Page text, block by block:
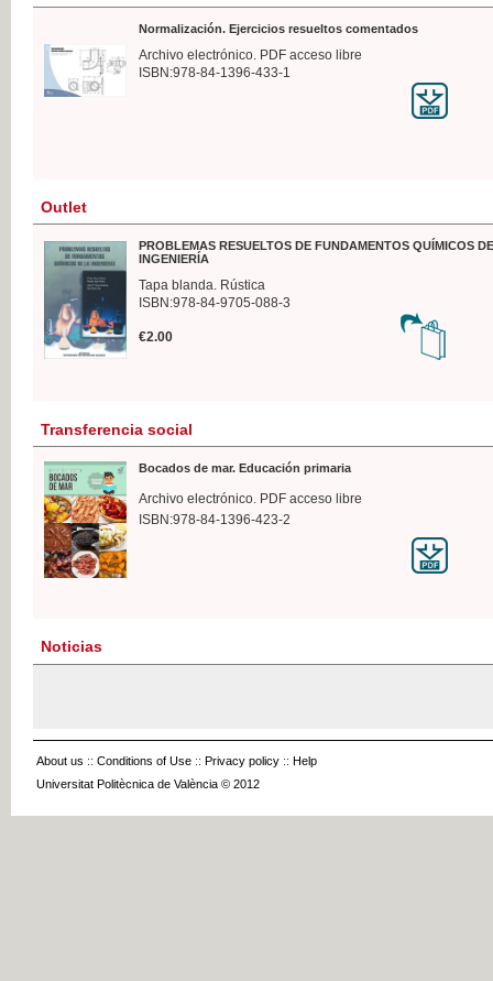
Normalización. Ejercicios resueltos comentados
Archivo electrónico. PDF acceso libre
ISBN:978-84-1396-433-1
Outlet
PROBLEMAS RESUELTOS DE FUNDAMENTOS QUÍMICOS
INGENIERÍA
Tapa blanda. Rústica
ISBN:978-84-9705-088-3
€2.00
Transferencia social
Bocados de mar. Educación primaria
Archivo electrónico. PDF acceso libre
ISBN:978-84-1396-423-2
Noticias
About us :: Conditions of Use :: Privacy policy :: Help
Universitat Politècnica de València © 2012